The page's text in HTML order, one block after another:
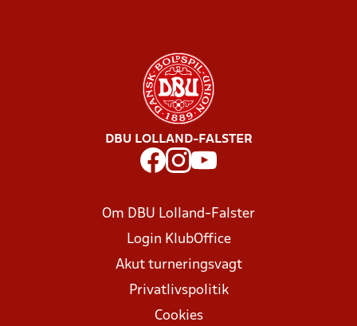
DBU LOLLAND-FALSTER
Om DBU Lolland-Falster
Login KlubOffice
Akut turneringsvagt
Privatlivspolitik
Cookies